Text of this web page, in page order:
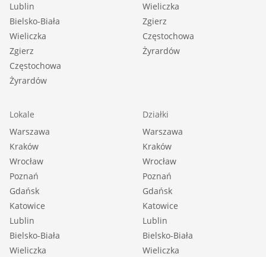
Lublin
Bielsko-Biała
Wieliczka
Zgierz
Częstochowa
Żyrardów
Wieliczka
Zgierz
Częstochowa
Żyrardów
Lokale
Warszawa
Kraków
Wrocław
Poznań
Gdańsk
Katowice
Lublin
Bielsko-Biała
Wieliczka
Działki
Warszawa
Kraków
Wrocław
Poznań
Gdańsk
Katowice
Lublin
Bielsko-Biała
Wieliczka